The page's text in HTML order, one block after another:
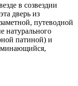
в созвездии
дверь из
путеводной
натурального
патиной) и